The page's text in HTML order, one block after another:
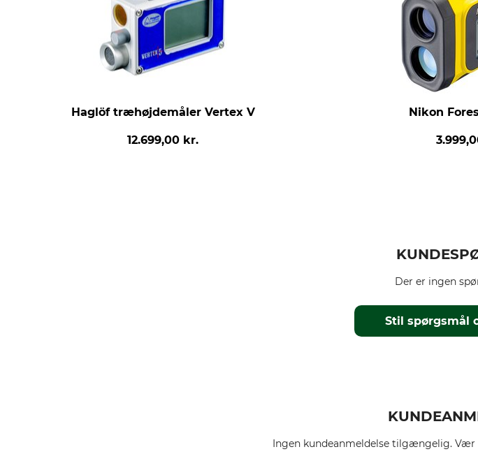
Haglöf træhøjdemåler Vertex V
12.699,00 kr.
Nikon
Stil spørgsmål
Der er ingen
Ingen kundeanmeldelse tilgængelig.